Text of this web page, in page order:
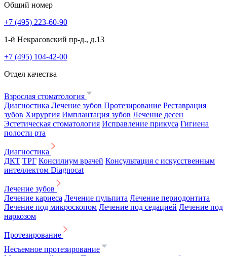
Общий номер
+7 (495) 223-60-90
1-й Некрасовский пр-д., д.13
+7 (495) 104-42-00
Отдел качества
Взрослая стоматология
Диагностика Лечение зубов Протезирование Реставрация
зубов Хирургия Имплантация зубов Лечение десен
Эстетическая стоматология Исправление прикуса Гигиена
полости рта
Диагностика
ДКТ ТРГ Консилиум врачей Консультация с искусственным
интеллектом Diagnocat
Лечение зубов
Лечение кариеса Лечение пульпита Лечение периодонтита
Лечение под микроскопом Лечение под седацией Лечение под
наркозом
Протезирование
Несъемное протезирование